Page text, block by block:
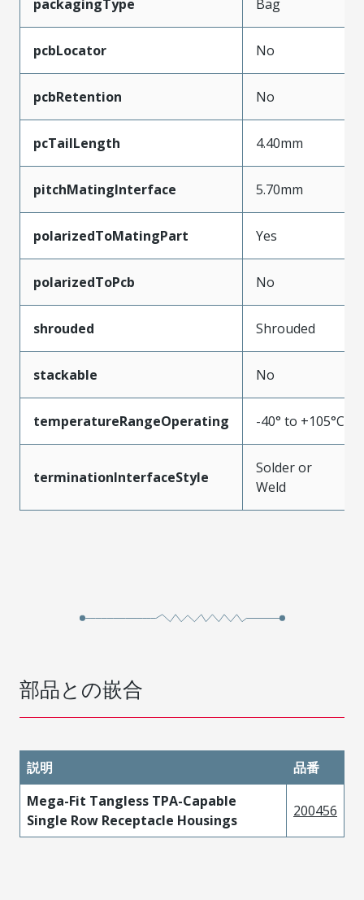
packagingType Bag
pcbLocator No
pcbRetention No
pcTailLength 4.40mm
pitchMatingInterface 5.70mm
polarizedToMatingPart Yes
polarizedToPcb No
shrouded Shrouded
stackable No
temperatureRangeOperating -40° to +105°C
terminationInterfaceStyle
Solder or
Weld
部品との嵌合
説明
品番
Mega-Fit Tangless TPA-Capable
Single Row Receptacle Housings
200456